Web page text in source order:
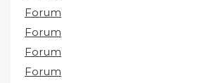
Forum
Forum
Forum
Forum